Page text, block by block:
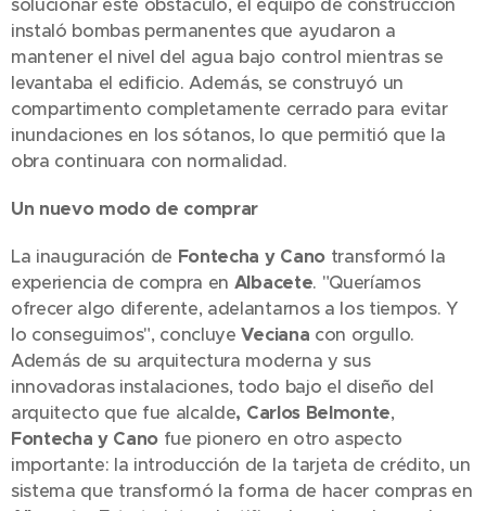
solucionar este obstáculo, el equipo de construcción
instaló bombas permanentes que ayudaron a
mantener el nivel del agua bajo control mientras se
levantaba el edificio. Además, se construyó un
compartimento completamente cerrado para evitar
inundaciones en los sótanos, lo que permitió que la
obra continuara con normalidad.
Un nuevo modo de comprar
La inauguración de Fontecha y Canotransformó la
experiencia de compra en Albacete. "Queríamos
ofrecer algo diferente, adelantarnos a los tiempos. Y
lo conseguimos", concluyeVeciana con orgullo.
Además de su arquitectura moderna y sus
innovadoras instalaciones, todo bajo el diseño del
arquitecto que fue alcalde, Carlos Belmonte,
Fontecha y Cano fue pionero en otro aspecto
importante: la introducción de la tarjeta de crédito, un
sistema que transformó la forma de hacer compras en